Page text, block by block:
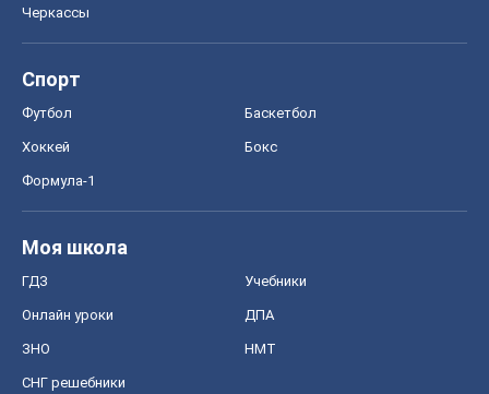
Черкассы
Спорт
Футбол Баскетбол
Хоккей Бокс
Формула-1
Моя школа
ГДЗ Учебники
Онлайн уроки ДПА
ЗНО НМТ
СНГ решебники